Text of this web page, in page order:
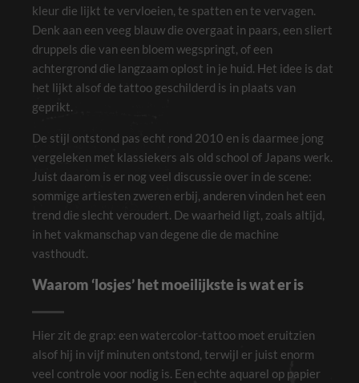
kleur die lijkt te vervloeien, te spatten en te vervagen.
Denk aan een veeg blauw die overgaat in paars, een sliert
druppels die van een bloem wegspringt, of een
achtergrond die langzaam oplost in je huid. Het idee is dat
het lijkt alsof de tattoo geschilderd is in plaats van
geprikt.
De stijl ontstond pas echt rond 2010 en is daarmee jong
vergeleken met klassiekers als old school of Japans werk.
Juist daarom is er nog veel discussie over in de scene:
sommige artiesten zweren erbij, anderen vinden het een
trend die slecht veroudert. De waarheid ligt, zoals altijd,
in het vakmanschap van degene die de machine
vasthoudt.
Waarom ‘losjes’ het moeilijkste is wat er is
Hier zit de grap: een watercolor-tattoo moet eruitzien
alsof hij in vijf minuten ontstond, terwijl er juist enorm
veel controle voor nodig is. Een echte aquarel op papier